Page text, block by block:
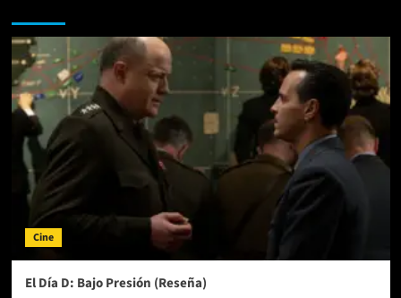
gran
joya
de
Cerati
Cine
El Día D: Bajo Presión (Reseña)